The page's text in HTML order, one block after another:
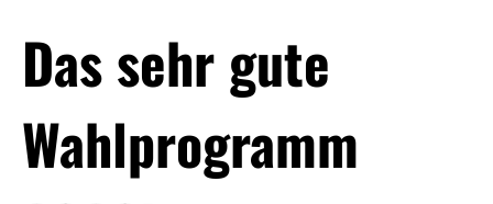
Das sehr gute
Wahlprogramm